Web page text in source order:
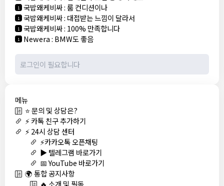
1 국밥왜케비싸:룸 컨디션이나
1 국밥왜케비싸: 대접받는 느낌이 달라서
1 국밥왜케비싸: 100% 만족합니다
1 Newera: BMW도 좋음
메뉴
⭐ 문의 및 상담은?
⚡ 카톡 친구 추가하기
⚡ 24시 상담 센터
⚡카카오톡 오픈채팅
▶️ 텔레그램 바로가기
📅 YouTube 바로가기
🌍 통합 공지사항
🔥 소개 및 필독